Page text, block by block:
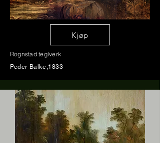
Kjøp
Rognstad teglverk
Peder Balke,1833